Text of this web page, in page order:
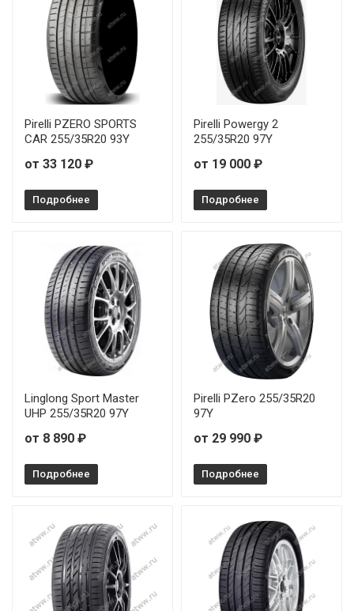
Pirelli PZERO SPORTS
CAR 255/35R20 93Y
от 33 120 ₽
Подробнее
Pirelli Powergy 2
255/35R20 97Y
от 19 000 ₽
Подробнее
Linglong Sport Master
UHP 255/35R20 97Y
от 8 890 ₽
Подробнее
Pirelli PZero 255/35R20
97Y
от 29 990 ₽
Подробнее